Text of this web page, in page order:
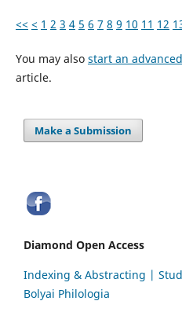
<< < 1 2 3 4 5 6 7 8 9 10 11 12
You may also start an
article.
Make a Submission
Diamond Open Access
Indexing & Abstracting |
Bolyai Philologia